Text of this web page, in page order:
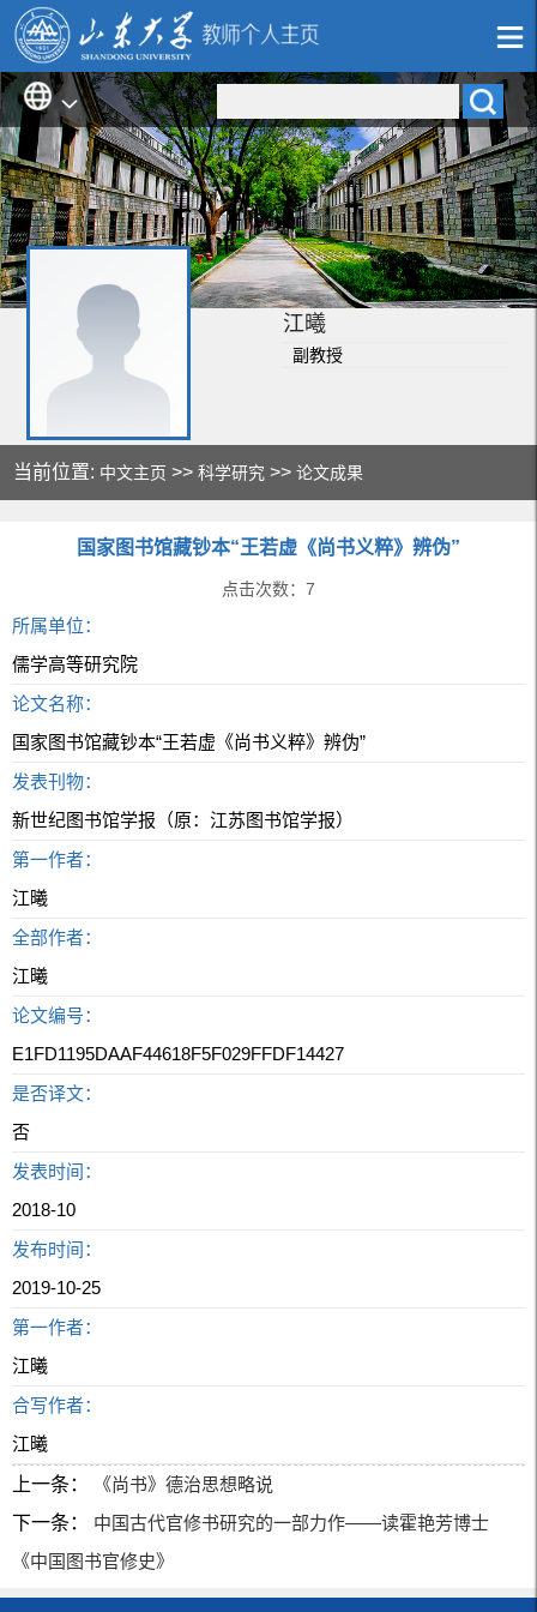
江曦
副教授
当前位置: 中文主页 >>科学研究 >>论文成果
国家图书馆藏钞本“王若虚《尚书义粹》辨伪”
点击次数： 7
所属单位：
儒学高等研究院
论文名称：
国家图书馆藏钞本“王若虚《尚书义粹》辨伪”
发表刊物：
新世纪图书馆学报（原：江苏图书馆学报）
第一作者：
江曦
全部作者：
江曦
论文编号：
E1FD1195DAAF44618F5F029FFDF14427
是否译文：
否
发表时间：
2018-10
发布时间：
2019-10-25
第一作者：
江曦
合写作者：
江曦
上一条：
《尚书》德治思想略说
下一条：
中国古代官修书研究的一部力作——读霍艳芳博士
《中国图书官修史》